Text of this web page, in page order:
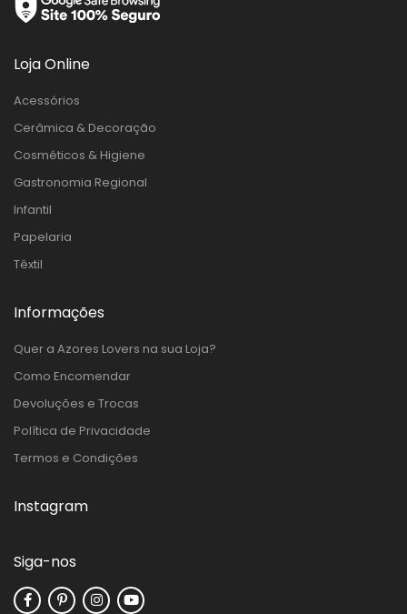
Loja Online
Acessórios
Cerâmica & Decoração
Cosméticos & Higiene
Gastronomia Regional
Infantil
Papelaria
Têxtil
Informações
Quer a Azores Lovers na sua Loja?
Como Encomendar
Devoluções e Trocas
Política de Privacidade
Termos e Condições
Instagram
Siga-nos